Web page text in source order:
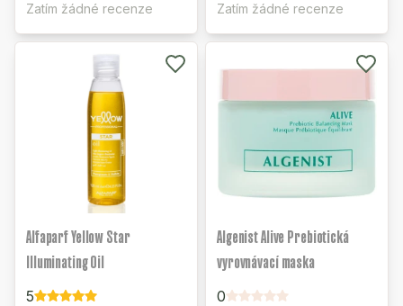
Zatím žádné recenze Zatím žádné recenze
Alfaparf Yellow Star
Illuminating Oil
5
Algenist Alive Prebiotická
vyrovnávací maska
0